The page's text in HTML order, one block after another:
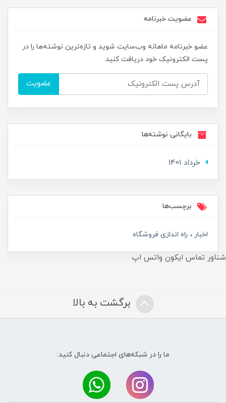
عضویت خبرنامه
عضو خبرنامه ماهانه وب‌سایت شوید و تازه‌ترین نوشته‌ها را در
پست الکترونیک خود دریافت کنید.
عضویت
بایگانی نوشته‌ها
خرداد 1401
برچسب‌ها
اخبار راه اندازی فروشگاه
شناور تماس ایکون واتس اپ
برگشت به بالا
ما را در شبکه‌های اجتماعی دنبال کنید: